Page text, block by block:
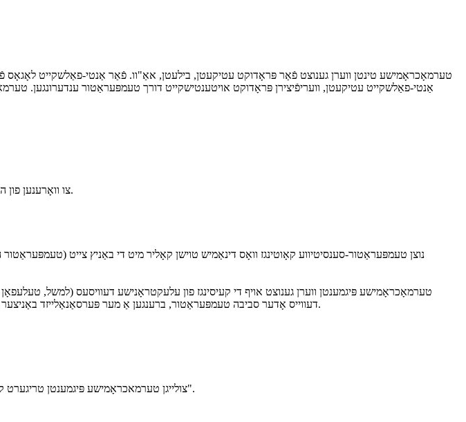
טערמאָכראָמישע טינטן ווערן גענוצט פֿאַר פּראָדוקט עטיקעטן, בילעטן, אאַ"וו. פֿאַר אַנטי-פאַלשקייט לאָגאָס
אַנטי-פאַלשקייט עטיקעטן, וועריפֿיצירן פּראָדוקט אויטענטישקייט דורך טעמפּעראַטור ענדערונגען.
הייסע געטראַנק בעכערלעך: טוישן קאָליר העכער 45°C צו וואָרענען פון הויכע טעמפּעראַטורן און פאַרמייַדן פארברענונגען.
טערמאָכראָמישע פּיגמענטן ווערן גענוצט אויף די קעיסינגז פון עלעקטראָנישע דעוויסעס (למשל,
דעווייס אָדער סביבה טעמפּעראַטור, ברענגען אַ מער פּערסאַנאַלייזד באַניצער דערפאַרונג. קאָליר אָנווייַזונג אין הויך-טעמפּעראַטור געביטן וואָרנט אינטואיטיוולי פון אָוווערכיטינג ריסקס.
צולייגן טערמאכראָמישע פּיגמענטן טריגערט קאָליר ענדערונגען פון קאָלירלאָז צו פערשק אָדער גאָלד, דערגרייכנדיק "טויזנטער קאָלירן פֿאַר טויזנטער מענטשן".